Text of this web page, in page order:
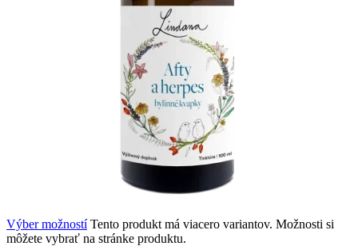
Výber možností Tento produkt má viacero variantov. Možnosti si
môžete vybrať na stránke produktu.